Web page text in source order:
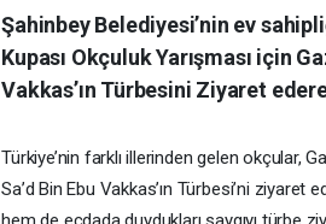
Şahinbey Belediyesi’nin ev
Kupası Okçuluk Yarışması için
Vakkas’ın Türbesini Ziyaret
Türkiye’nin farklı illerinden gelen okçular,
Sa’d Bin Ebu Vakkas’ın Türbesi’ni ziyaret